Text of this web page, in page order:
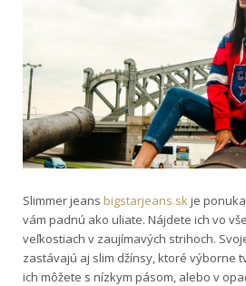
Slimmer jeans bigstarjeans.skje
vám padnú ako uliate. Nájdete ich vo
veľkostiach v zaujímavých strihoch.
zastávajú aj slim džínsy, ktoré výborne
ich môžete s nízkym pásom, alebo v